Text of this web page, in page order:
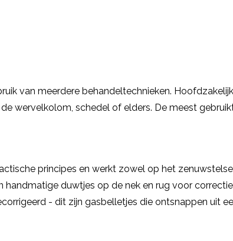
van meerdere behandeltechnieken.
wervelkolom, schedel of elders. De meest
principes en werkt zowel op het
duwtjes op de nek en rug voor
- dit zijn gasbelletjes die ontsnappen uit